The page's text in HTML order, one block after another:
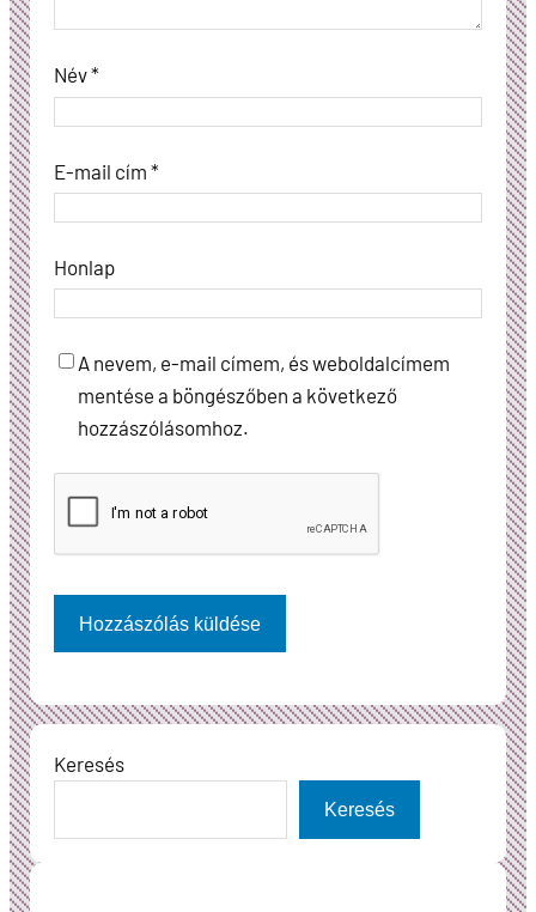
Név*
E-mail cím *
Honlap
A nevem, e-mail címem, és weboldalcímem
mentése a böngészőben a következő
hozzászólásomhoz.
Keresés
Keresés